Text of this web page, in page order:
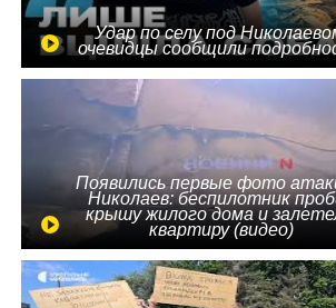
Удар по селу под
очевидцы сообщили
Появились первые фото
Николаев: беспилотник
крышу жилого дома и
квартиру (видео)